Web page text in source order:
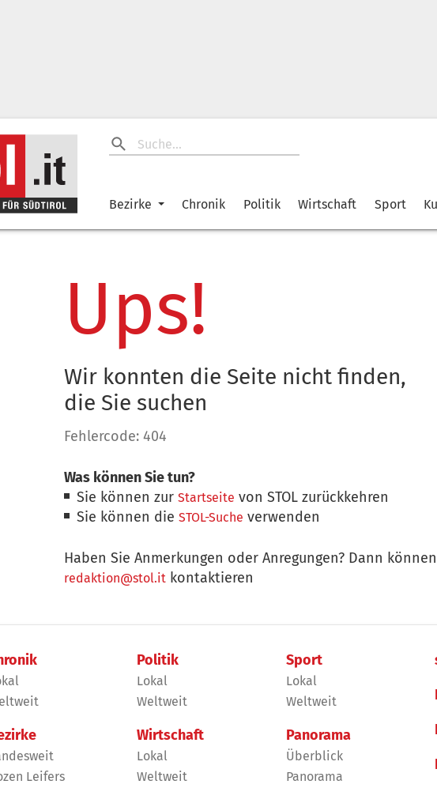
Bezirke Chronik Politik Wirtschaft Sport
Ups!
Wir konnten die Seite nicht finden,
die Sie suchen
Fehlercode: 404
Was können Sie tun?
Sie können zurStartseite von STOL zurückkehren
Sie können dieSTOL-Suche verwenden
Haben Sie Anmerkungen oder Anregungen? Dann
redaktion@stol.it kontaktieren
Leifers
Politik
Lokal
Weltweit
Wirtschaft
Lokal
Weltweit
Sport
Lokal
Weltweit
Panorama
Überblick
Panorama